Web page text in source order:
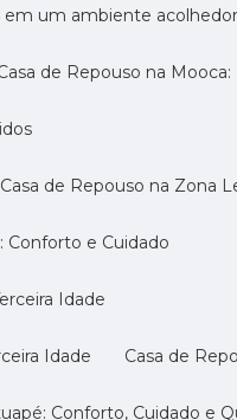
em um ambiente acolhedor
Casa de Repouso na
Casa de Repouso na Zona
Conforto e Cuidado
Idade
Idade Casa de
Conforto, Cuidado e